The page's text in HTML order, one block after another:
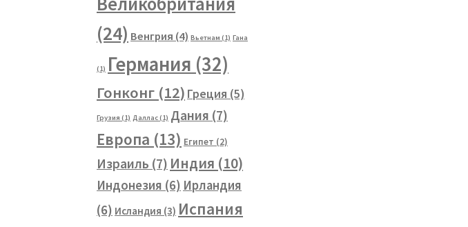
(24) Венгрия (4) Вьетнам (1) Гана
(1) Германия (32)
Гонконг (12) Греция (5)
Грузия (1) Даллас(1) Дания (7)
Европа (13) Египет (2)
Израиль (7) Индия (10)
Индонезия (6) Ирландия
(6) Исландия (3) Испания